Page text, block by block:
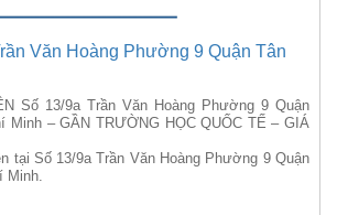
Văn Hoàng Phường 9 Quận Tân
Số 13/9a Trần Văn Hoàng Phường 9 Quận
Minh – GẦN TRƯỜNG HỌC QUỐC TẾ – GIÁ
tại Số 13/9a Trần Văn Hoàng Phường 9 Quận
Minh.